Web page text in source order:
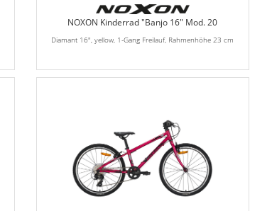
NOXON Kinderrad "Banjo 16" Mod. 20
Diamant 16", yellow, 1-Gang Freilauf, Rahmenhöhe 23 cm